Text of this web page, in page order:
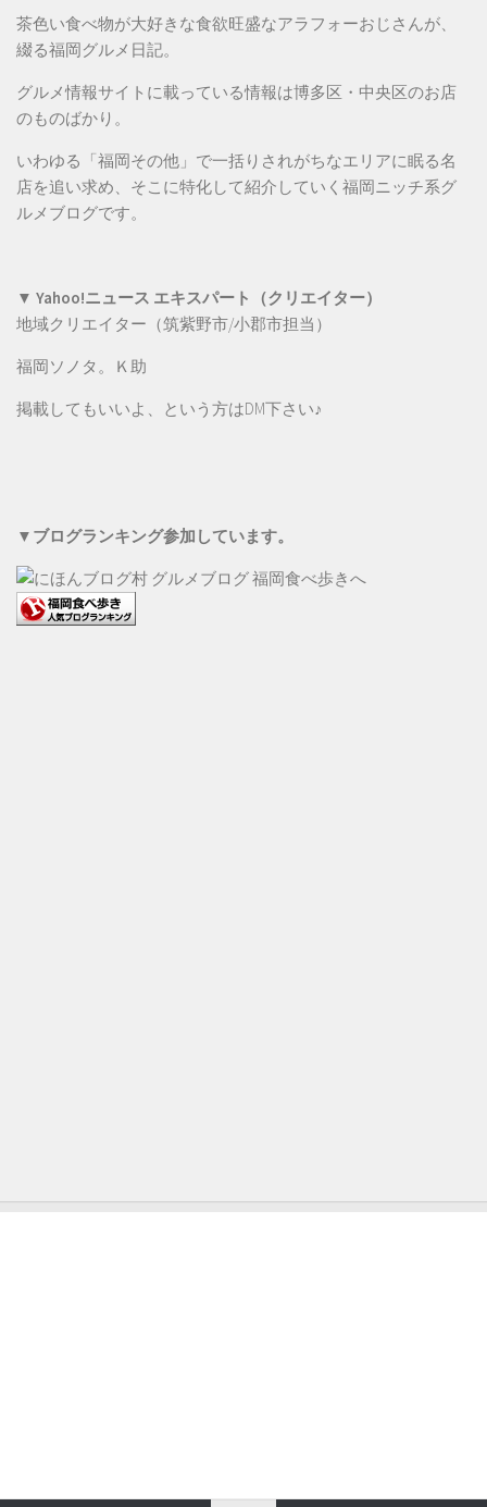
茶色い食べ物が大好きな食欲旺盛なアラフォーおじさんが、
綴る福岡グルメ日記。
グルメ情報サイトに載っている情報は博多区・中央区のお店
のものばかり。
いわゆる「福岡その他」で一括りされがちなエリアに眠る名
店を追い求め、そこに特化して紹介していく福岡ニッチ系グ
ルメブログです。
▼ Yahoo!ニュース エキスパート（クリエイター）
地域クリエイター（筑紫野市/小郡市担当）
福岡ソノタ。Ｋ助
掲載してもいいよ、という方はDM下さい♪
▼ブログランキング参加しています。